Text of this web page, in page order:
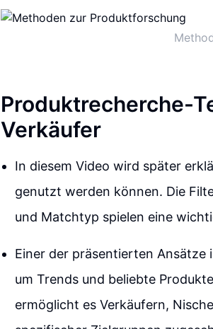
Produktrecherche-
Verkäufer
In diesem Video wird später
genutzt werden können. Die
und Matchtyp spielen eine
Einer der präsentierten Ansätze
um Trends und beliebte
ermöglicht es Verkäufern,